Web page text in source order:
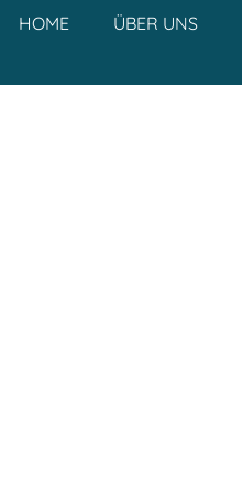
HOME ÜBER UNS